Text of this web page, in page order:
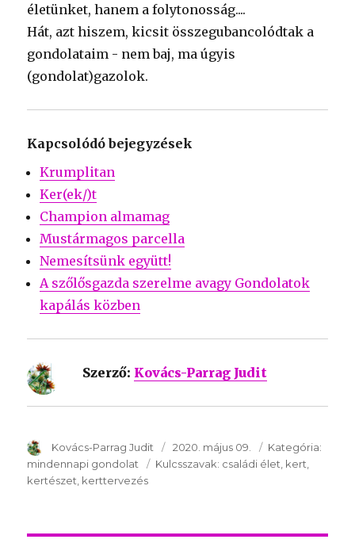
életünket, hanem a folytonosság....
Hát, azt hiszem, kicsit összegubancolódtak a
gondolataim - nem baj, ma úgyis
(gondolat)gazolok.
Kapcsolódó bejegyzések
Krumplitan
Ker(ek/)t
Champion almamag
Mustármagos parcella
Nemesítsünk együtt!
A szőlősgazda szerelme avagy Gondolatok
kapálás közben
Szerző: Kovács-Parrag Judit
SzerzÅ
Kovács-Parrag Judit Közzétéve:
2020. május 09. Kategória:
mindennapi gondolat
Kulcsszavak: Kulcsszavak:
családi élet kert
kertészet kerttervezés